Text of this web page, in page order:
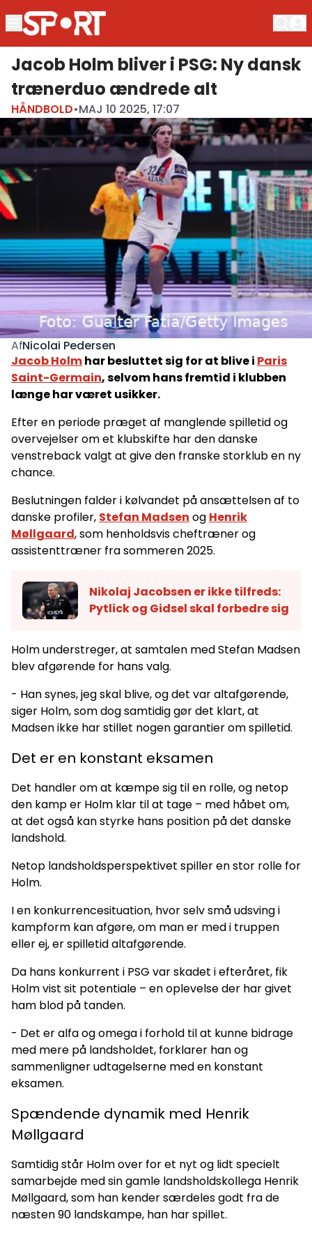
Jacob Holm bliver i PSG: Ny dansk
trænerduo ændrede alt
HÅNDBOLD•MAJ 10 2025, 17:07
AfNicolai Pedersen
Jacob Holmhar besluttet sig for at blive i Paris
Saint-Germain, selvom hans fremtid i klubben
længe har været usikker.
Efter en periode præget af manglende spilletid og
overvejelser om et klubskifte har den danske
venstreback valgt at give den franske storklub en ny
chance.
Beslutningen falder i kølvandet på ansættelsen af to
danske profiler, Stefan Madsen og Henrik
Møllgaard, som henholdsvis cheftræner og
assistenttræner fra sommeren 2025.
Nikolaj Jacobsen er ikke tilfreds:
Pytlick og Gidsel skal forbedre sig
Holm understreger, at samtalen med Stefan Madsen
blev afgørende for hans valg.
- Han synes, jeg skal blive, og det var altafgørende,
siger Holm, som dog samtidig gør det klart, at
Madsen ikke har stillet nogen garantier om spilletid.
Det er en konstant eksamen
Det handler om at kæmpe sig til en rolle, og netop
den kamp er Holm klar til at tage – med håbet om,
at det også kan styrke hans position på det danske
landshold.
Netop landsholdsperspektivet spiller en stor rolle for
Holm.
I en konkurrencesituation, hvor selv små udsving i
kampform kan afgøre, om man er med i truppen
eller ej, er spilletid altafgørende.
Da hans konkurrent i PSG var skadet i efteråret, fik
Holm vist sit potentiale – en oplevelse der har givet
ham blod på tanden.
- Det er alfa og omega i forhold til at kunne bidrage
med mere på landsholdet, forklarer han og
sammenligner udtagelserne med en konstant
eksamen.
Spændende dynamik med Henrik
Møllgaard
Samtidig står Holm over for et nyt og lidt specielt
samarbejde med sin gamle landsholdskollega Henrik
Møllgaard, som han kender særdeles godt fra de
næsten 90 landskampe, han har spillet.